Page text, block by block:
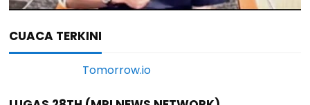
CUACA TERKINI